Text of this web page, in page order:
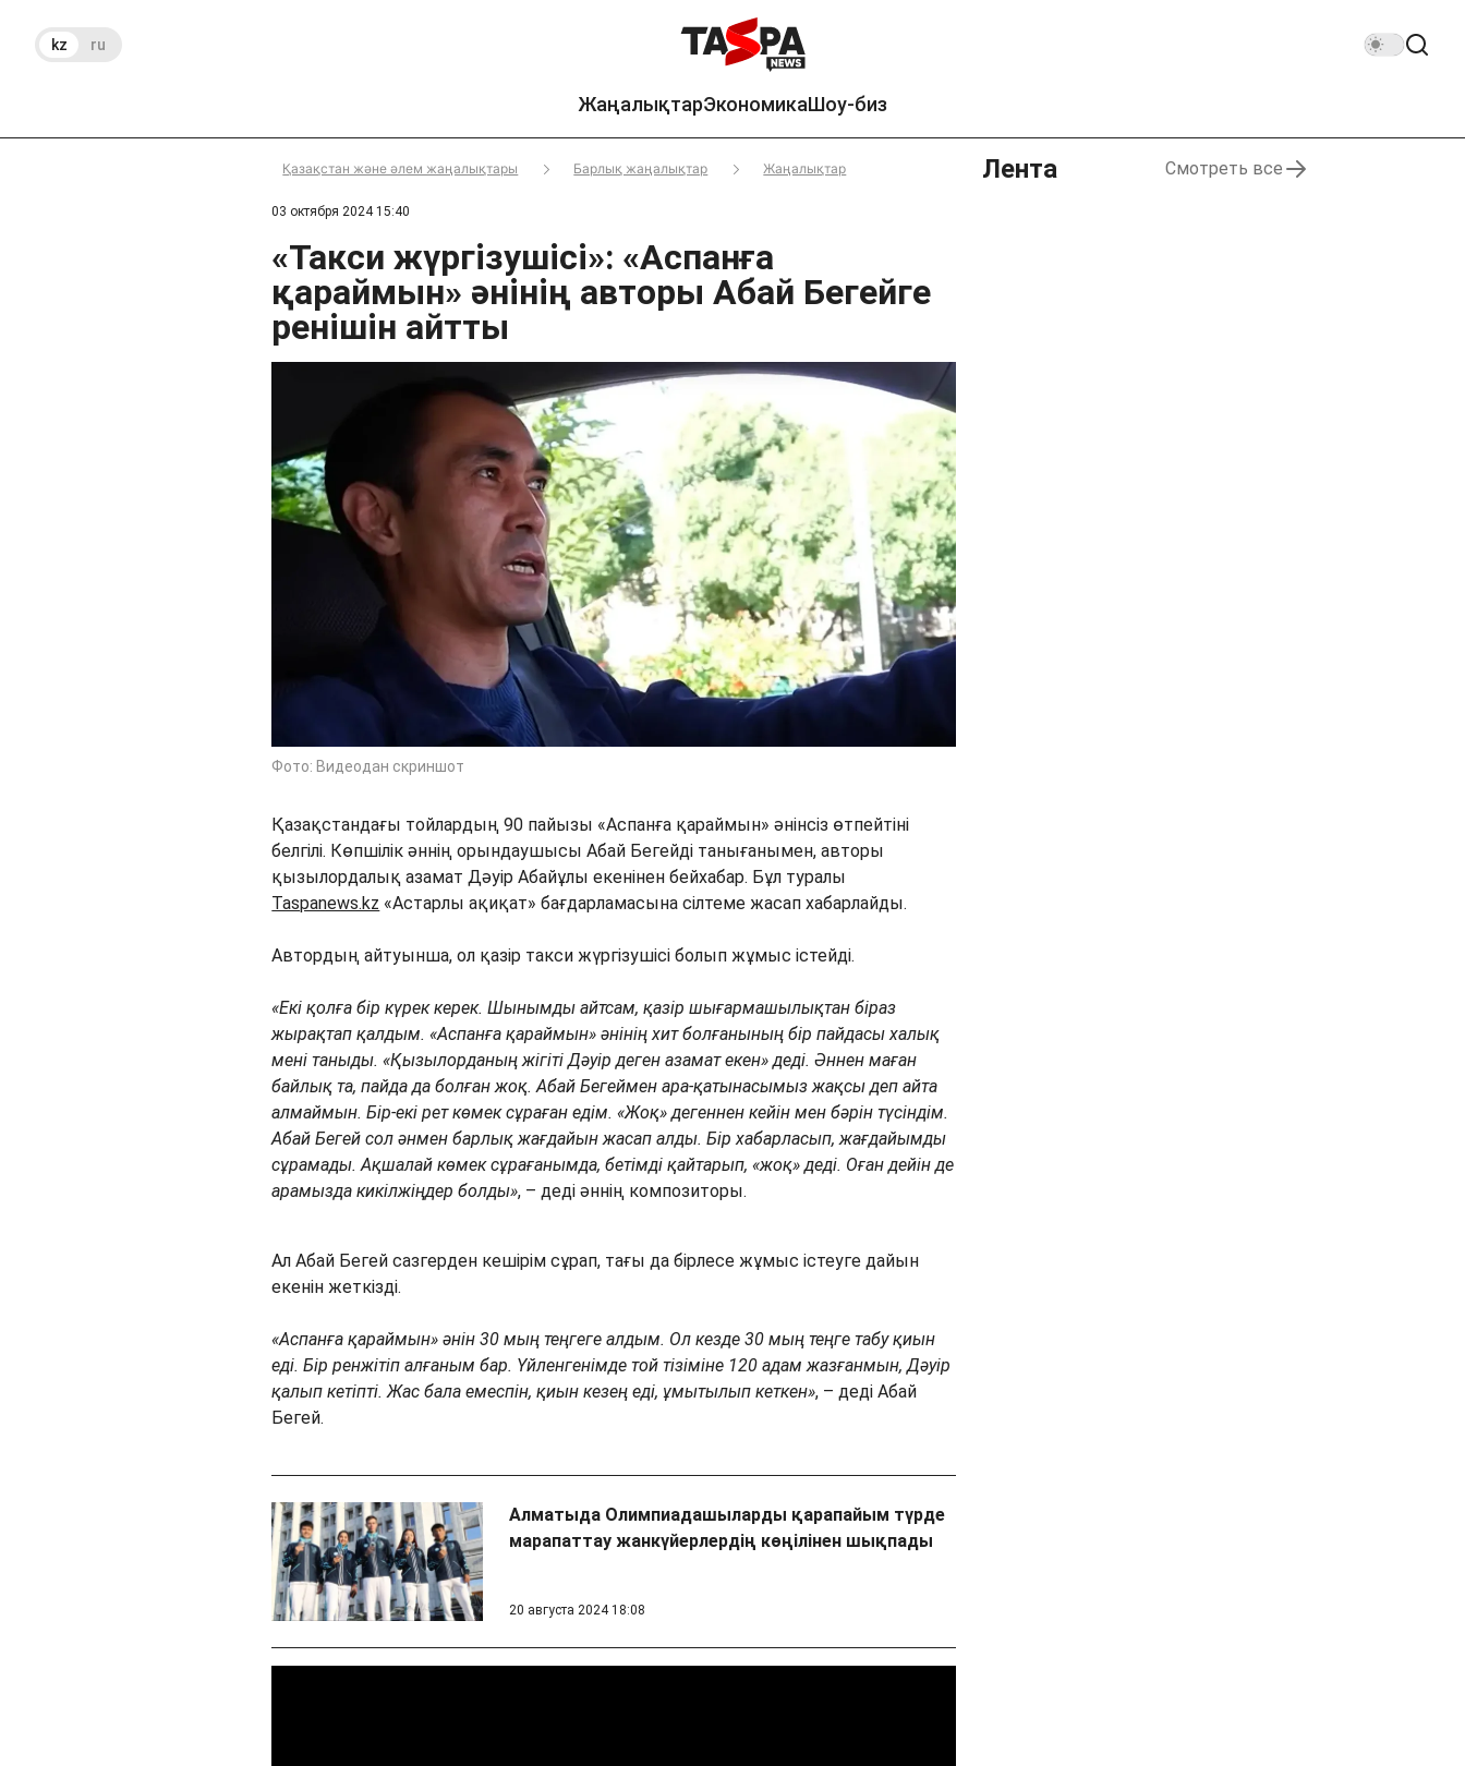
kz ru
ЖаңалықтарЭкономикаШоу-биз
Қазақстан және әлем жаңалықтары Барлық жаңалықтар Жаңалықтар
03 октября 2024 15:40
«Такси жүргізушісі»: «Аспанға
қараймын» әнінің авторы Абай Бегейге
ренішін айтты
Фото: Видеодан скриншот
Қазақстандағы тойлардың 90 пайызы «Аспанға қараймын» әнінсіз өтпейтіні
белгілі. Көпшілік әннің орындаушысы Абай Бегейді танығанымен, авторы
қызылордалық азамат Дәуір Абайұлы екенінен бейхабар. Бұл туралы
Taspanews.kz «Астарлы ақиқат» бағдарламасына сілтеме жасап хабарлайды.
Автордың айтуынша, ол қазір такси жүргізушісі болып жұмыс істейді.
«Екі қолға бір күрек керек. Шынымды айтсам, қазір шығармашылықтан біраз
жырақтап қалдым. «Аспанға қараймын» әнінің хит болғанының бір пайдасы халық
мені таныды. «Қызылорданың жігіті Дәуір деген азамат екен» деді. Әннен маған
байлық та, пайда да болған жоқ. Абай Бегеймен ара-қатынасымыз жақсы деп айта
алмаймын. Бір-екі рет көмек сұраған едім. «Жоқ» дегеннен кейін мен бәрін түсіндім.
Абай Бегей сол әнмен барлық жағдайын жасап алды. Бір хабарласып, жағдайымды
сұрамады. Ақшалай көмек сұрағанымда, бетімді қайтарып, «жоқ» деді. Оған дейін де
арамызда кикілжіңдер болды», – деді әннің композиторы.
Ал Абай Бегей сазгерден кешірім сұрап, тағы да бірлесе жұмыс істеуге дайын
екенін жеткізді.
«Аспанға қараймын» әнін 30 мың теңгеге алдым. Ол кезде 30 мың теңге табу қиын
еді. Бір ренжітіп алғаным бар. Үйленгенімде той тізіміне 120 адам жазғанмын, Дәуір
қалып кетіпті. Жас бала емеспін, қиын кезең еді, ұмытылып кеткен», – деді Абай
Бегей.
Алматыда Олимпиадашыларды қарапайым түрде
марапаттау жанкүйерлердің көңілінен шықпады
20 августа 2024 18:08
Лента Смотреть все